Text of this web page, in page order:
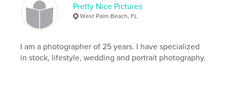
Pretty Nice Pictures
West Palm Beach, FL
I am a photographer of 25 years. I have specialized
in stock, lifestyle, wedding and portrait photography.